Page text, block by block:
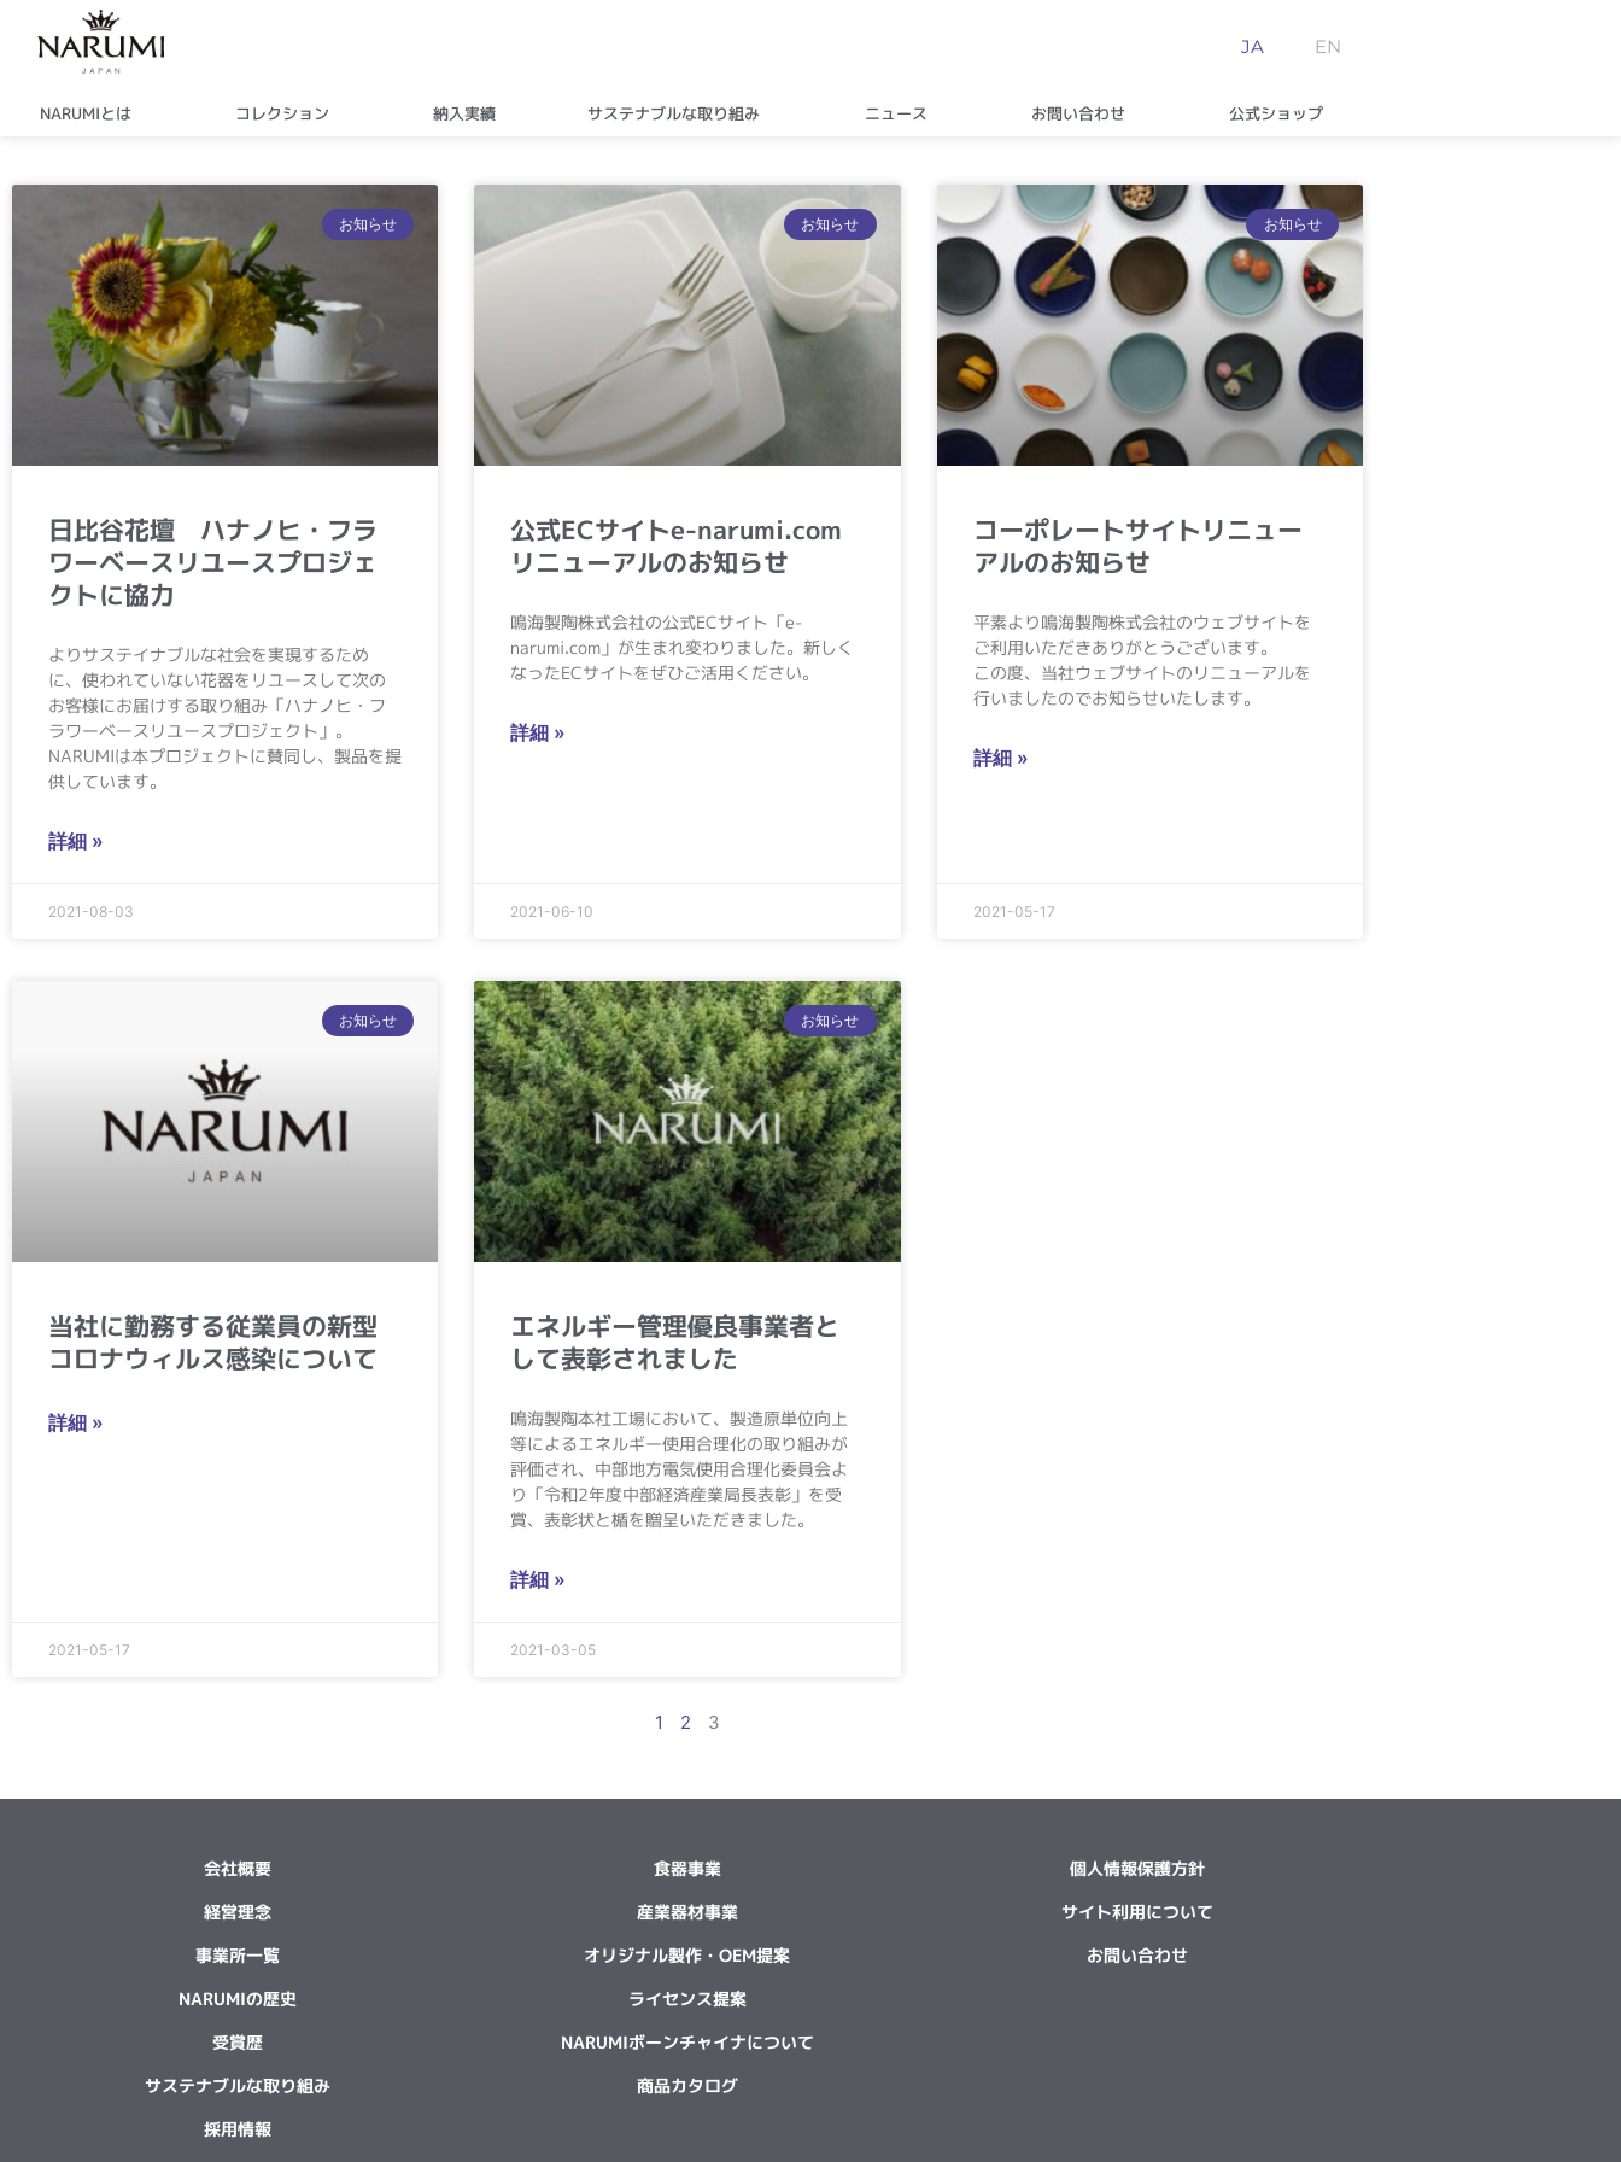
JA EN
NARUMIとは コレクション 納入実績 サステナブルな取り組み ニュース お問い合わせ 公式ショップ
お知らせ
日比谷花壇 ハナノヒ・フラ
ワーベースリユースプロジェ
クトに協力
よりサステイナブルな社会を実現するため
に、使われていない花器をリユースして次の
お客様にお届けする取り組み「ハナノヒ・フ
ラワーベースリユースプロジェクト」。
NARUMIは本プロジェクトに賛同し、製品を提
供しています。
詳細 »
2021-08-03
お知らせ
公式ECサイトe-narumi.com
リニューアルのお知らせ
鳴海製陶株式会社の公式ECサイト「e-
narumi.com」が生まれ変わりました。新しく
なったECサイトをぜひご活用ください。
詳細 »
2021-06-10
お知らせ
コーポレートサイトリニュー
アルのお知らせ
平素より鳴海製陶株式会社のウェブサイトを
ご利用いただきありがとうございます。
この度、当社ウェブサイトのリニューアルを
行いましたのでお知らせいたします。
詳細 »
2021-05-17
お知らせ
当社に勤務する従業員の新型
コロナウィルス感染について
詳細 »
2021-05-17
お知らせ
エネルギー管理優良事業者と
して表彰されました
鳴海製陶本社工場において、製造原単位向上
等によるエネルギー使用合理化の取り組みが
評価され、中部地方電気使用合理化委員会よ
り「令和2年度中部経済産業局長表彰」を受
賞、表彰状と楯を贈呈いただきました。
詳細 »
2021-03-05
ペ
1
ペ
ジ
2
ー
ジ
3
会社概要
経営理念
事業所一覧
NARUMIの歴史
受賞歴
サステナブルな取り組み
採用情報
食器事業
産業器材事業
オリジナル製作・OEM提案
ライセンス提案
NARUMIボーンチャイナについて
商品カタログ
個人情報保護方針
サイト利用について
お問い合わせ